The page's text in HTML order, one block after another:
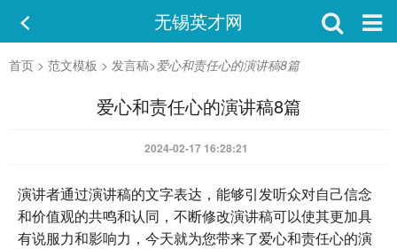
无锡英才网
首页 > 范文模板 > 发言稿>爱心和责任心的演讲稿8篇
爱心和责任心的演讲稿8篇
2024-02-17 16:28:21
演讲者通过演讲稿的文字表达，能够引发听众对自己信念
和价值观的共鸣和认同，不断修改演讲稿可以使其更加具
有说服力和影响力，今天就为您带来了爱心和责任心的演